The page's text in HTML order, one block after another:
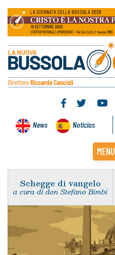
News Noticias
MENU
Schegge di vangelo
a cura di don Stefano Bimbi